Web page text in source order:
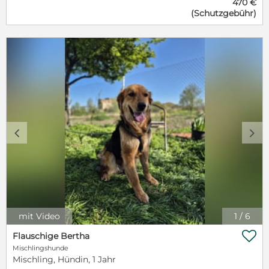
Welpentypisch ist Mathis verspielt, mag seine
Artgenossen und möchte gerne die Welt erkunden.
Fremden Menschen gegenüber ist er zwar neugierig,
aber zurückhaltend, weshalb er etwas Zeit benötigt,
um Vertrauen aufzubauen. Er ist mutig, süß, steckt
voller Entdeckerdrang und hat noch reichlich
Quatsch im Kopf. Mathis wird vermutlich mittelgroß
werden (Schulterhöhe ca. 55 cm). Für ihn können wir
uns ein Zuhause bei einer Familie mit
verständnisvollen Kindern, einem Paar oder einer
Einzelperson vorstellen. Ein Ersthund im neuen
Zuhause wäre ebenso okay wie Katzen. Möchtest du
Mathis ein neues Zuhause geben?
470 €
(Schutzgebühr)
1 / 6
c d
mit Video
Flauschige Bertha
Mischlingshunde
Mischling, Hündin, 1 Jahr
